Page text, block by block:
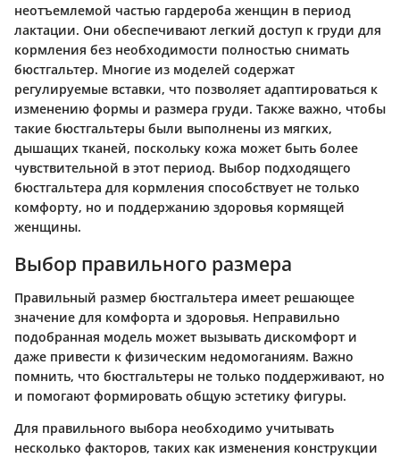
неотъемлемой частью гардероба женщин в период
лактации. Они обеспечивают легкий доступ к груди для
кормления без необходимости полностью снимать
бюстгальтер. Многие из моделей содержат
регулируемые вставки, что позволяет адаптироваться к
изменению формы и размера груди. Также важно, чтобы
такие бюстгальтеры были выполнены из мягких,
дышащих тканей, поскольку кожа может быть более
чувствительной в этот период. Выбор подходящего
бюстгальтера для кормления способствует не только
комфорту, но и поддержанию здоровья кормящей
женщины.
Выбор правильного размера
Правильный размер бюстгальтера имеет решающее
значение для комфорта и здоровья. Неправильно
подобранная модель может вызывать дискомфорт и
даже привести к физическим недомоганиям. Важно
помнить, что бюстгальтеры не только поддерживают, но
и помогают формировать общую эстетику фигуры.
Для правильного выбора необходимо учитывать
несколько факторов, таких как изменения конструкции